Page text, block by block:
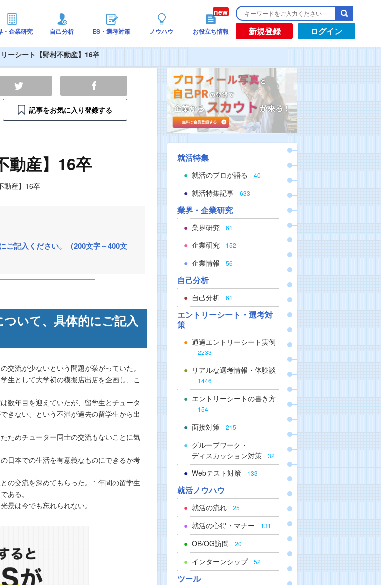
・企業研究 自己分析 ES・選考対策 ノウハウ お役立ち情報 新規登録 ログイン
ーシート【野村不動産】16卒
記事をお気に入り登録する
動産】16卒
ご記入ください。（200文字～400文
いて、具体的にご記入
交流が少ないという問題が挙がっていた。
生として大学初の模擬店出店を企画し、こ
数年目を迎えていたが、留学生とチュータ
きない、という不満が過去の留学生から出
ためチューター同士の交流もないことに気
日本での生活を有意義なものにできるか考
の交流を深めてもらった。１年間の留学生
ある。
景は今でも忘れられない。
就活特集
就活のプロが語る 40
就活特集記事 633
業界・企業研究
業界研究 61
企業研究 152
企業情報 56
自己分析
自己分析 61
エントリーシート・選考対
策
通過エントリーシート実例
2233
リアルな選考情報・体験談
1446
エントリーシートの書き方
154
面接対策 215
グループワーク・
ディスカッション対策
32
Webテスト対策 133
就活ノウハウ
就活の流れ 25
就活の心得・マナー 131
OB/OG訪問 20
インターンシップ 52
ツール